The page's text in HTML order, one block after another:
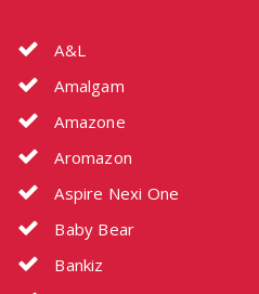
A&L
Amalgam
Amazone
Aromazon
Aspire Nexi One
Baby Bear
Bankiz